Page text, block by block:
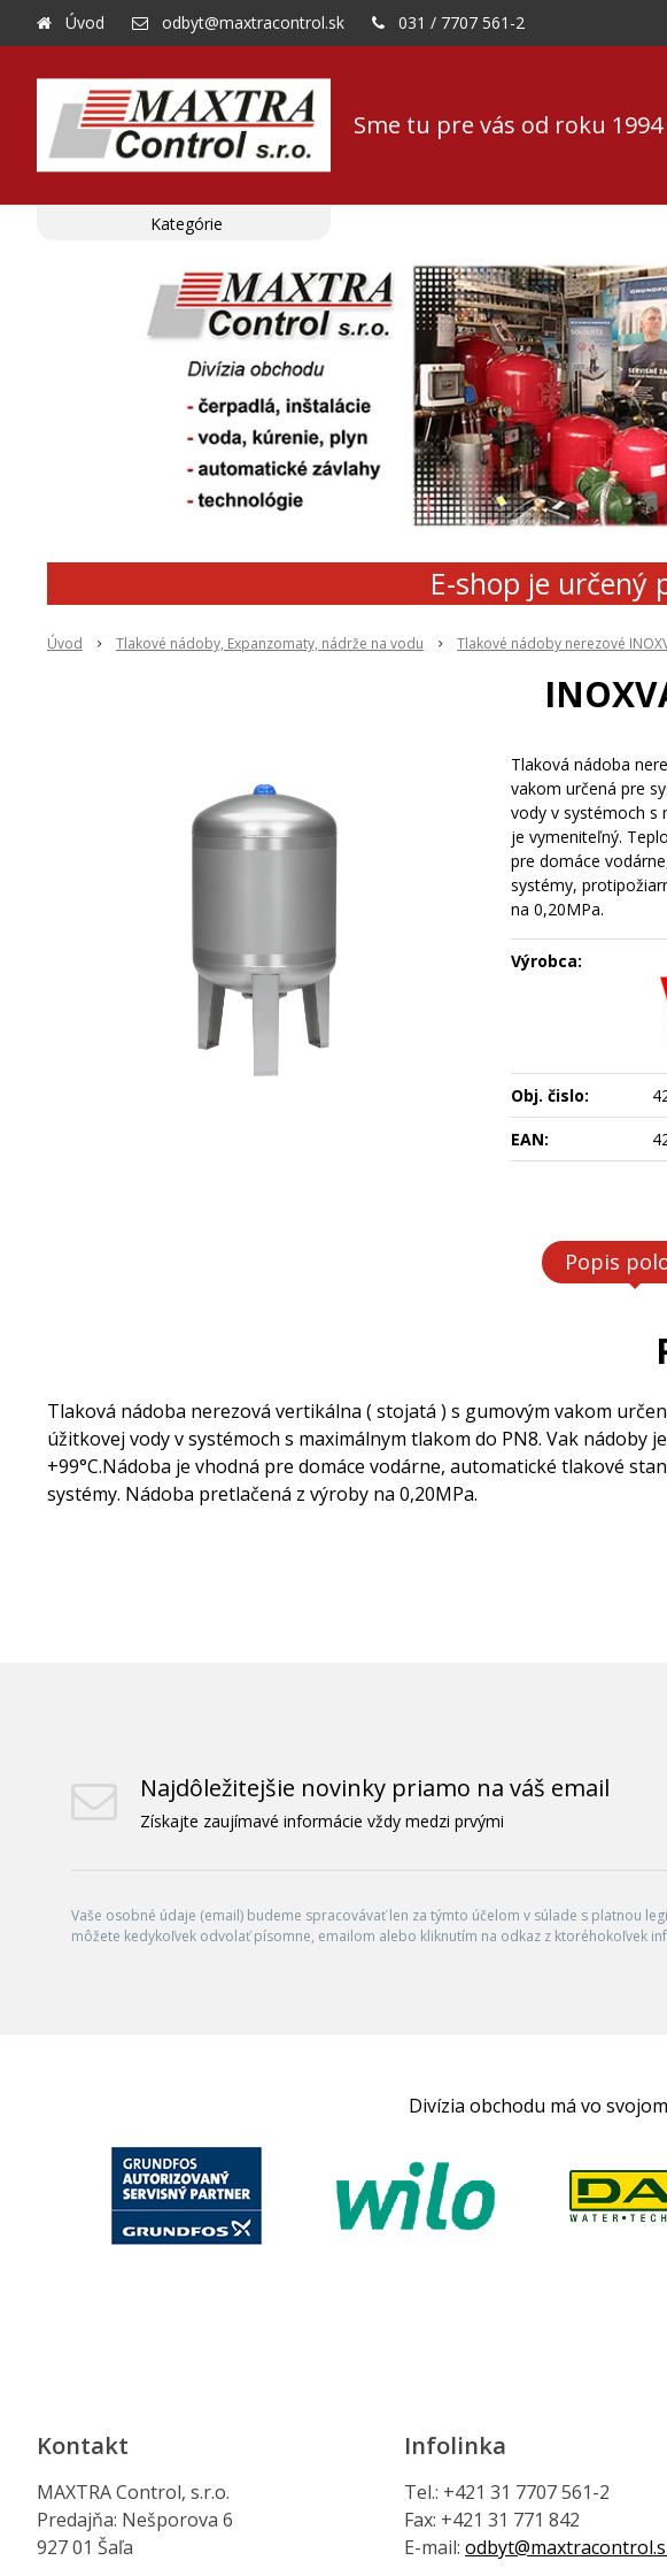
Sme tu pre vás od roku 1994
Úvod odbyt@maxtracontrol.sk 031 / 7707 561-2
E-shop je určený
Úvod Tlakové nádoby, Expanzomaty, nádrže na vodu Tlakové nádoby nerezové
Tlaková nádoba
vakom určená pre
vody v systémoch s
je vymeniteľný.
pre domáce
systémy,
na 0,20MPa.
Výrobca:
Obj. čislo:
EAN:
Popis
Tlaková nádoba nerezová vertikálna ( stojatá ) s gumovým vakom
úžitkovej vody v systémoch s maximálnym tlakom do PN8. Vak nádoby
+99°C.Nádoba je vhodná pre domáce vodárne, automatické tlakové
systémy. Nádoba pretlačená z výroby na 0,20MPa.
Kategórie
Najdôležitejšie novinky priamo na váš email
Získajte zaujímavé informácie vždy medzi prvými
Vaše osobné údaje (email) budeme spracovávať len za týmto účelom v súlade s platnou
môžete kedykoľvek odvolať písomne, emailom alebo kliknutím na odkaz z ktoréhokoľvek
Divízia obchodu má vo
Kontakt
MAXTRA Control, s.r.o.
Predajňa: Nešporova 6
927 01 Šaľa
Infolinka
Tel.: +421 31 7707 561-2
Fax: +421 31 771 842
E-mail: